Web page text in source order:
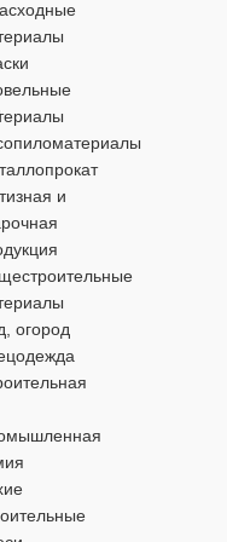
,для наружных
сталь
и
огород